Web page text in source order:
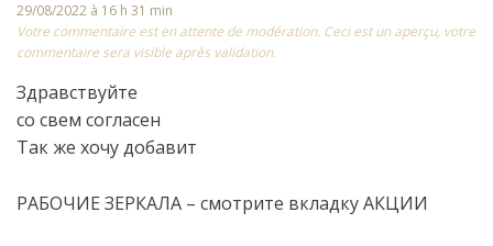
29/08/2022 à 16 h 31 min
Votre commentaire est en attente de modération. Ceci est un aperçu, votre
commentaire sera visible après validation.
Здравствуйте
со свем согласен
Так же хочу добавит
РАБОЧИЕ ЗЕРКАЛА – смотрите вкладку АКЦИИ